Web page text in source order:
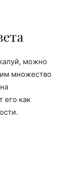
можно
множество
его как